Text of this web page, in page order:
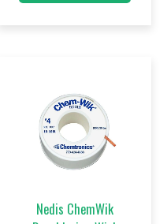
Nedis ChemWik